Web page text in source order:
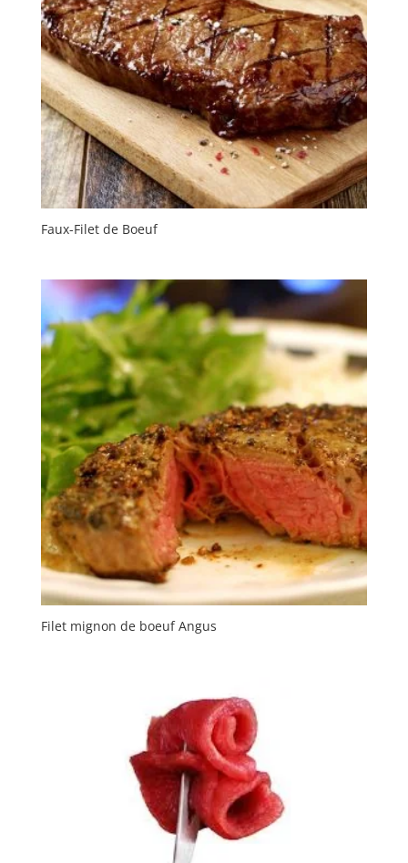
Faux-Filet de Boeuf
Filet mignon de boeuf Angus